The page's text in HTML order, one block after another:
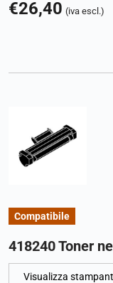
€26,40 (iva escl.)
Compatibile
418240 Toner
Visualizza